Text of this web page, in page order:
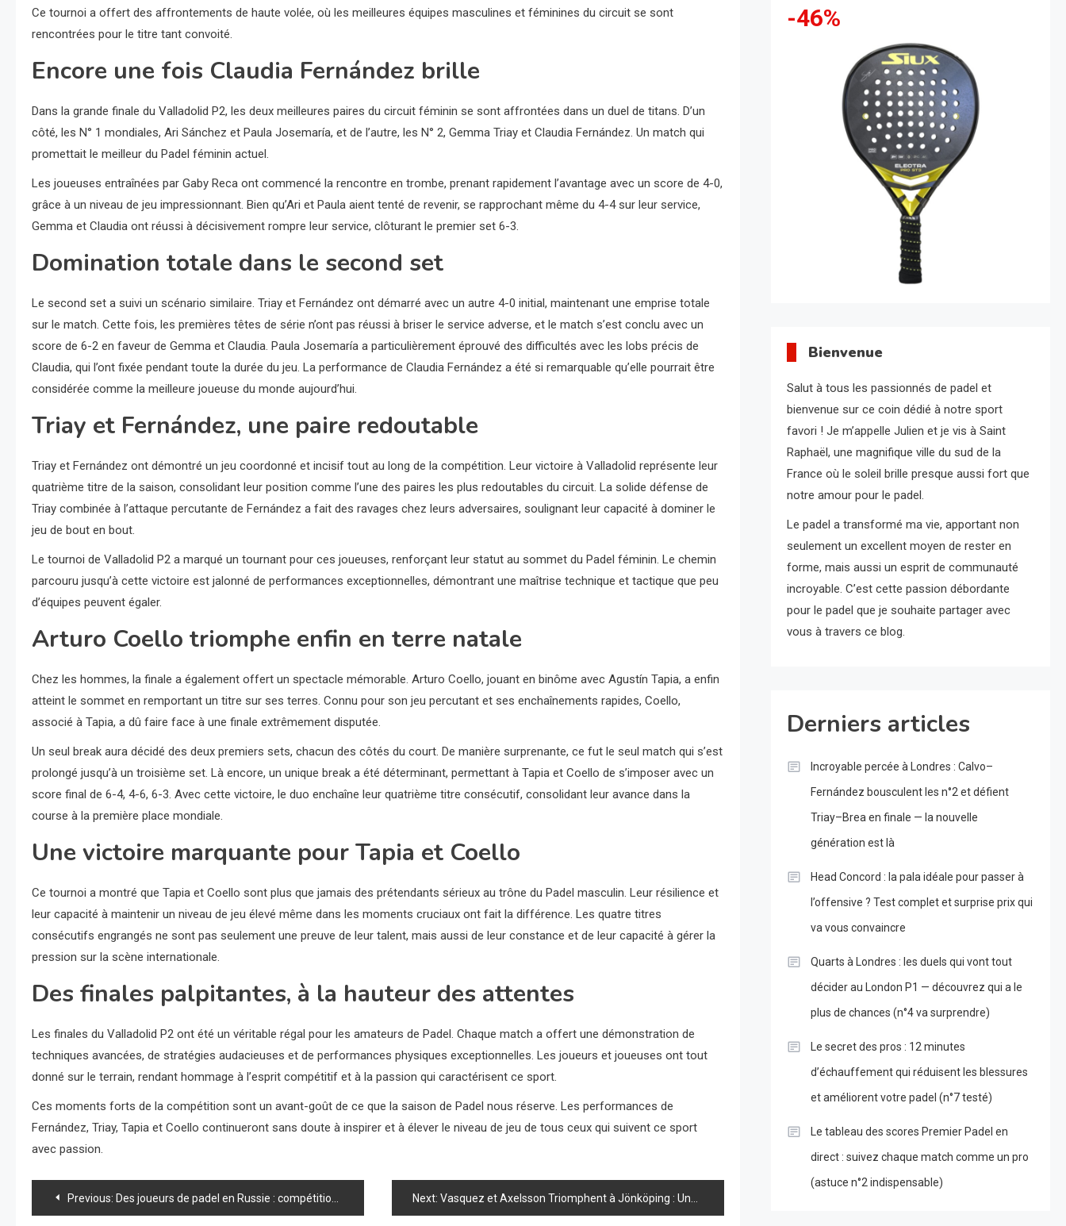
Ce tournoi a offert des affrontements de haute volée, où les meilleures équipes masculines et féminines du circuit se sont
rencontrées pour le titre tant convoité.
Encore une fois Claudia Fernández brille
Dans la grande finale du Valladolid P2, les deux meilleures paires du circuit féminin se sont affrontées dans un duel de titans. D’un
côté, les N° 1 mondiales, Ari Sánchez et Paula Josemaría, et de l’autre, les N° 2, Gemma Triay et Claudia Fernández. Un match qui
promettait le meilleur du Padel féminin actuel.
Les joueuses entraînées par Gaby Reca ont commencé la rencontre en trombe, prenant rapidement l’avantage avec un score de 4-0,
grâce à un niveau de jeu impressionnant. Bien qu’Ari et Paula aient tenté de revenir, se rapprochant même du 4-4 sur leur service,
Gemma et Claudia ont réussi à décisivement rompre leur service, clôturant le premier set 6-3.
Domination totale dans le second set
Le second set a suivi un scénario similaire. Triay et Fernández ont démarré avec un autre 4-0 initial, maintenant une emprise totale
sur le match. Cette fois, les premières têtes de série n’ont pas réussi à briser le service adverse, et le match s’est conclu avec un
score de 6-2 en faveur de Gemma et Claudia. Paula Josemaría a particulièrement éprouvé des difficultés avec les lobs précis de
Claudia, qui l’ont fixée pendant toute la durée du jeu. La performance de Claudia Fernández a été si remarquable qu’elle pourrait être
considérée comme la meilleure joueuse du monde aujourd’hui.
Triay et Fernández, une paire redoutable
Triay et Fernández ont démontré un jeu coordonné et incisif tout au long de la compétition. Leur victoire à Valladolid représente leur
quatrième titre de la saison, consolidant leur position comme l’une des paires les plus redoutables du circuit. La solide défense de
Triay combinée à l’attaque percutante de Fernández a fait des ravages chez leurs adversaires, soulignant leur capacité à dominer le
jeu de bout en bout.
Le tournoi de Valladolid P2 a marqué un tournant pour ces joueuses, renforçant leur statut au sommet du Padel féminin. Le chemin
parcouru jusqu’à cette victoire est jalonné de performances exceptionnelles, démontrant une maîtrise technique et tactique que peu
d’équipes peuvent égaler.
Arturo Coello triomphe enfin en terre natale
Chez les hommes, la finale a également offert un spectacle mémorable. Arturo Coello, jouant en binôme avec Agustín Tapia, a enfin
atteint le sommet en remportant un titre sur ses terres. Connu pour son jeu percutant et ses enchaînements rapides, Coello,
associé à Tapia, a dû faire face à une finale extrêmement disputée.
Un seul break aura décidé des deux premiers sets, chacun des côtés du court. De manière surprenante, ce fut le seul match qui s’est
prolongé jusqu’à un troisième set. Là encore, un unique break a été déterminant, permettant à Tapia et Coello de s’imposer avec un
score final de 6-4, 4-6, 6-3. Avec cette victoire, le duo enchaîne leur quatrième titre consécutif, consolidant leur avance dans la
course à la première place mondiale.
Une victoire marquante pour Tapia et Coello
Ce tournoi a montré que Tapia et Coello sont plus que jamais des prétendants sérieux au trône du Padel masculin. Leur résilience et
leur capacité à maintenir un niveau de jeu élevé même dans les moments cruciaux ont fait la différence. Les quatre titres
consécutifs engrangés ne sont pas seulement une preuve de leur talent, mais aussi de leur constance et de leur capacité à gérer la
pression sur la scène internationale.
Des finales palpitantes, à la hauteur des attentes
Les finales du Valladolid P2 ont été un véritable régal pour les amateurs de Padel. Chaque match a offert une démonstration de
techniques avancées, de stratégies audacieuses et de performances physiques exceptionnelles. Les joueurs et joueuses ont tout
donné sur le terrain, rendant hommage à l’esprit compétitif et à la passion qui caractérisent ce sport.
Ces moments forts de la compétition sont un avant-goût de ce que la saison de Padel nous réserve. Les performances de
Fernández, Triay, Tapia et Coello continueront sans doute à inspirer et à élever le niveau de jeu de tous ceux qui suivent ce sport
avec passion.
Navigation
Previous: Des joueurs de padel en Russie : compétition et controverse en temps de guerre Next: Vasquez et Axelsson Triomphent à Jönköping : Une Nouvelle Équipe de Choc !
-46%
Bienvenue
Salut à tous les passionnés de padel et
bienvenue sur ce coin dédié à notre sport
favori ! Je m’appelle Julien et je vis à Saint
Raphaël, une magnifique ville du sud de la
France où le soleil brille presque aussi fort que
notre amour pour le padel.
Le padel a transformé ma vie, apportant non
seulement un excellent moyen de rester en
forme, mais aussi un esprit de communauté
incroyable. C’est cette passion débordante
pour le padel que je souhaite partager avec
vous à travers ce blog.
Derniers articles
Incroyable percée à Londres : Calvo–
Fernández bousculent les n°2 et défient
Triay–Brea en finale — la nouvelle
génération est là
Head Concord : la pala idéale pour passer à
l’offensive ? Test complet et surprise prix qui
va vous convaincre
Quarts à Londres : les duels qui vont tout
décider au London P1 — découvrez qui a le
plus de chances (n°4 va surprendre)
Le secret des pros : 12 minutes
d’échauffement qui réduisent les blessures
et améliorent votre padel (n°7 testé)
Le tableau des scores Premier Padel en
direct : suivez chaque match comme un pro
(astuce n°2 indispensable)